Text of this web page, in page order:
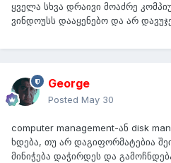
ყველა სხვა დრაივი მოაძრე
ვინდოუსს დააყენებო და არ
George
Posted May 30
сomputer management-ან disk
ხდება, თუ არ დაგიფორმატებია
მინიჭება დაჭირდეს და